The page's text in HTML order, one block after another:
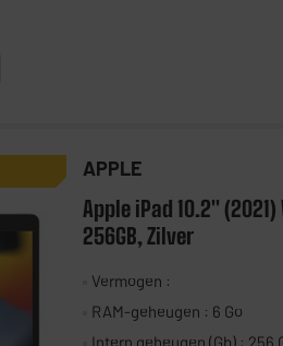
APPLE
Apple iPad 10.2"
256GB, Zilver
Vermogen :
RAM-geheugen : 6 Go
Intern geheugen (Gb) : 256